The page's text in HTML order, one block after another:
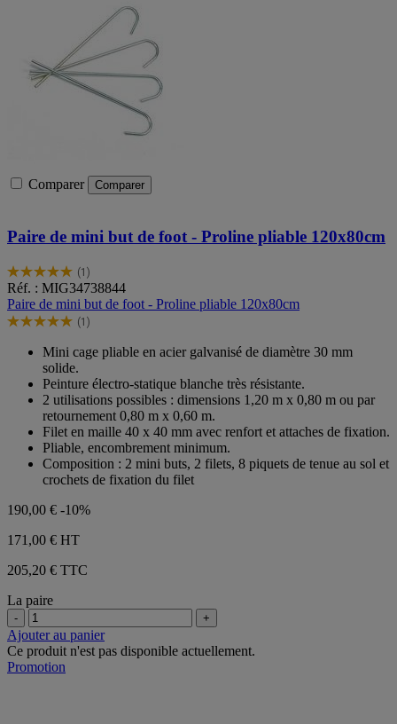
Comparer Comparer
Paire de mini but de foot - Proline pliable 120x80cm
(1)
5.0
sur
5
étoiles.
avis
Réf. : MIG34738844
Paire de mini but de foot - Proline pliable 120x80cm
(1)
5.0
étoiles.
Mini cage pliable en acier galvanisé de diamètre 30 mm
solide.
Peinture électro-statique blanche très résistante.
2 utilisations possibles : dimensions 1,20 m x 0,80 m ou par
retournement 0,80 m x 0,60 m.
Filet en maille 40 x 40 mm avec renfort et attaches de fixation.
Pliable, encombrement minimum.
Composition : 2 mini buts, 2 filets, 8 piquets de tenue au sol et
crochets de fixation du filet
190,00 € -10%
171,00 € HT
205,20 € TTC
La paire
- +
Ajouter au panier
Ce produit n'est pas disponible actuellement.
Promotion